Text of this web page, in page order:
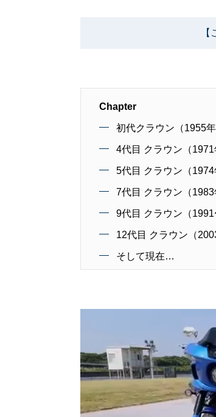
Chapter
初代クラウン（1955年
4代目 クラウン（1971
5代目 クラウン（1974
7代目 クラウン（1983
9代目 クラウン（1991
12代目 クラウン（
そして現在…